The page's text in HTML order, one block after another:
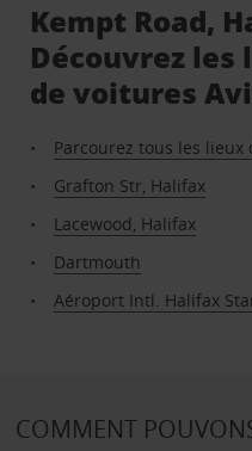
Kempt Road,
Découvrez
de voitures
Parcourez tous les
Grafton Str, Halifax
Lacewood, Halifax
Dartmouth
Aéroport Intl. Halifax
COMMENT